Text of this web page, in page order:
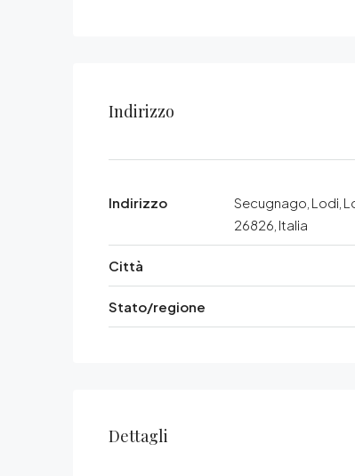
Indirizzo
Indirizzo
Secugnago, Lodi,
26826, Italia
Città
Stato/regione
Dettagli